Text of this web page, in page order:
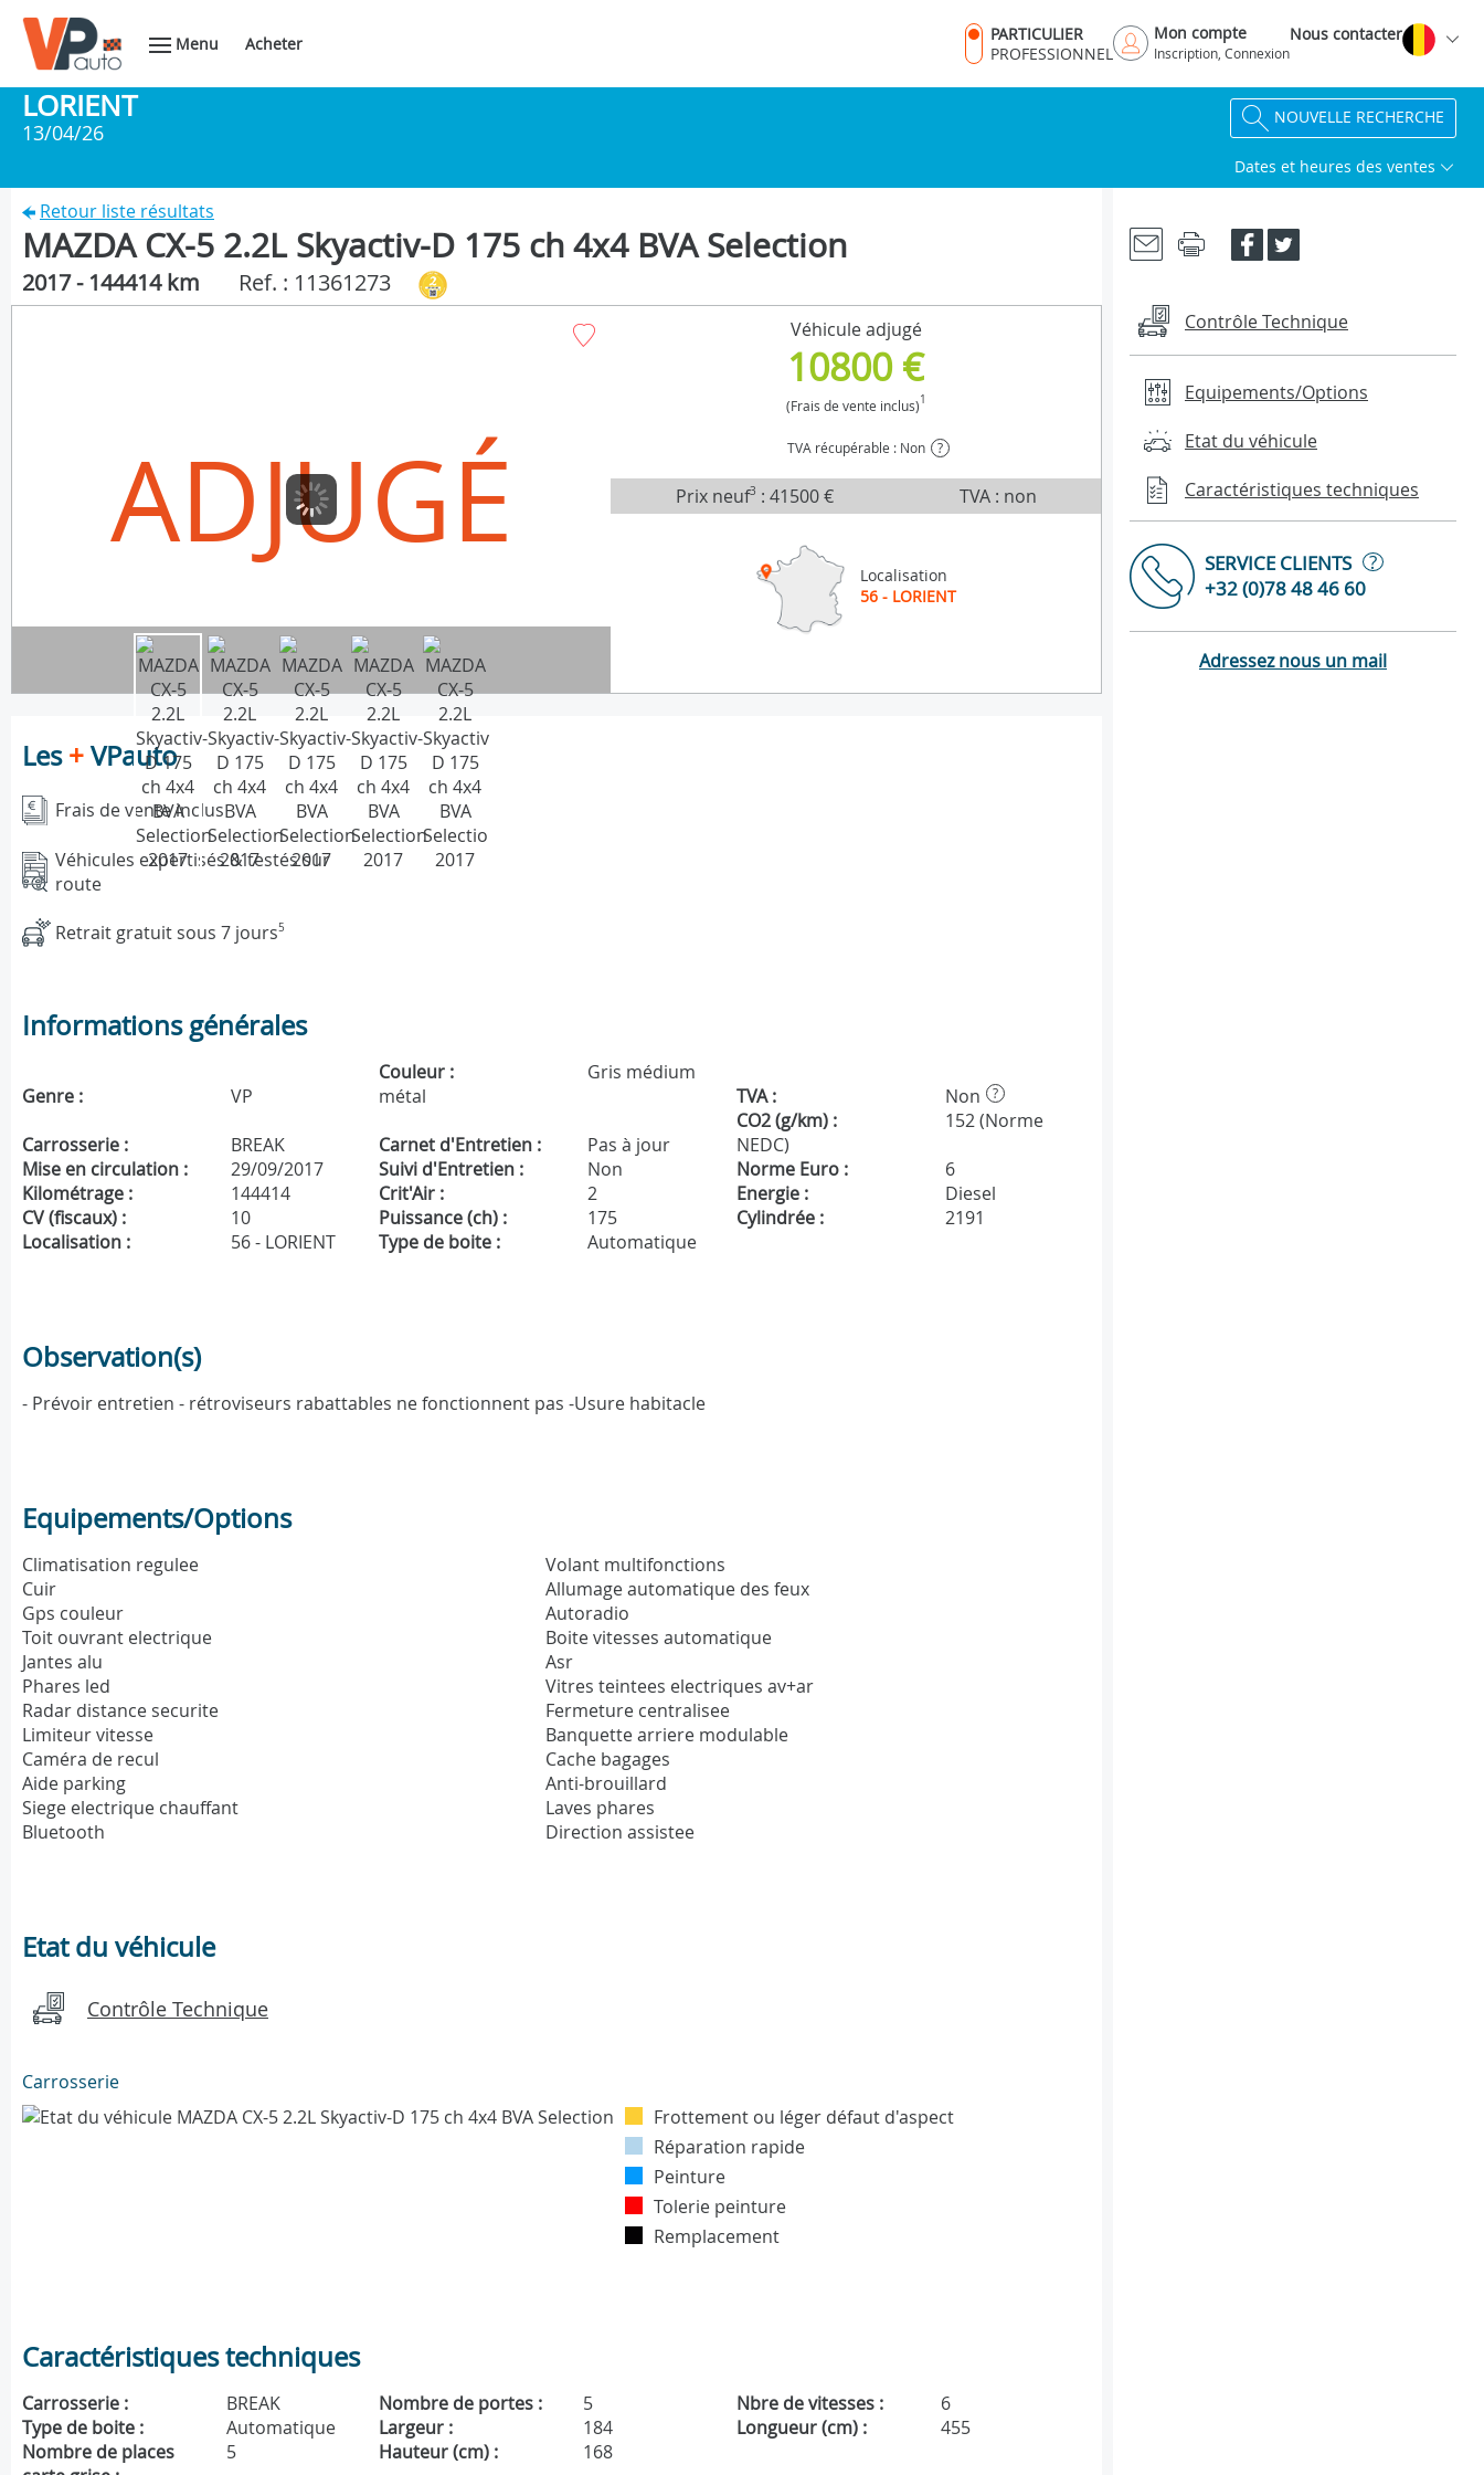
Menu Acheter
PARTICULIER
PROFESSIONNEL
Mon compte
Inscription, Connexion
Nous contacter
LORIENT
13/04/26
NOUVELLE RECHERCHE
Dates et heures des ventes
Retour liste résultats
MAZDA CX-5 2.2L Skyactiv-D 175 ch 4x4 BVA Selection
2017 - 144414 km Ref. : 11361273
ADJUGÉ
Véhicule adjugé
10800 €
(Frais de vente inclus)1
TVA récupérable : Non ?
Prix neuf3 : 41500 € TVA : non
Localisation
56 - LORIENT
Les+VPauto
Frais de vente inclus
Véhicules expertisés & testés sur
route
Retrait gratuit sous 7 jours5
Informations générales
Genre : VP
Couleur :
Gris médium
métal
TVA : Non ?
Carrosserie : BREAK Carnet d'Entretien : Pas à jour
CO2 (g/km) :
152 (Norme
NEDC)
Mise en circulation :
29/09/2017 Suivi d'Entretien : Non Norme Euro :
6
Kilométrage :
144414 Crit'Air : 2 Energie :
Diesel
CV (fiscaux) :
10 Puissance (ch) : 175 Cylindrée :
2191
Localisation :
56 - LORIENT Type de boite : Automatique
Observation(s)
- Prévoir entretien - rétroviseurs rabattables ne fonctionnent pas -Usure habitacle
Equipements/Options
Climatisation regulee
Cuir
Gps couleur
Toit ouvrant electrique
Jantes alu
Phares led
Radar distance securite
Limiteur vitesse
Caméra de recul
Aide parking
Siege electrique chauffant
Bluetooth
Volant multifonctions
Allumage automatique des feux
Autoradio
Boite vitesses automatique
Asr
Vitres teintees electriques av+ar
Fermeture centralisee
Banquette arriere modulable
Cache bagages
Anti-brouillard
Laves phares
Direction assistee
Etat du véhicule
Contrôle Technique
Carrosserie
Frottement ou léger défaut d'aspect
Réparation rapide
Peinture
Tolerie peinture
Remplacement
Caractéristiques techniques
Carrosserie : BREAK Nombre de portes : 5 Nbre de vitesses :
6
Type de boite :
Automatique Largeur : 184 Longueur (cm) :
455
Nombre de places
5 Hauteur (cm) : 168
Contrôle Technique
Equipements/Options
Etat du véhicule
Caractéristiques techniques
SERVICE CLIENTS
?
+32 (0)78 48 46 60
Adressez nous un mail